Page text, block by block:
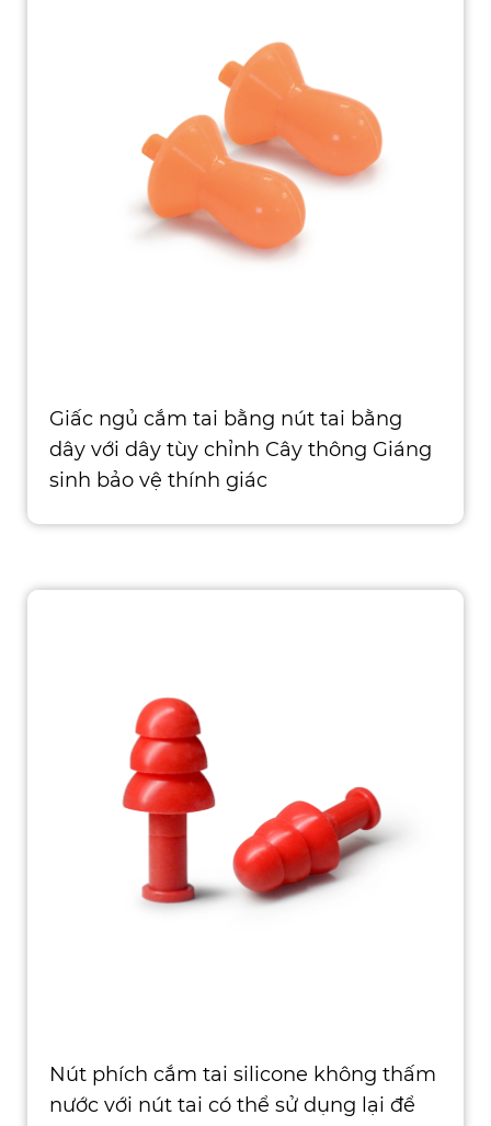
Giấc ngủ cắm tai bằng nút tai bằng
dây với dây tùy chỉnh Cây thông Giáng
sinh bảo vệ thính giác
Nút phích cắm tai silicone không thấm
nước với nút tai có thể sử dụng lại để